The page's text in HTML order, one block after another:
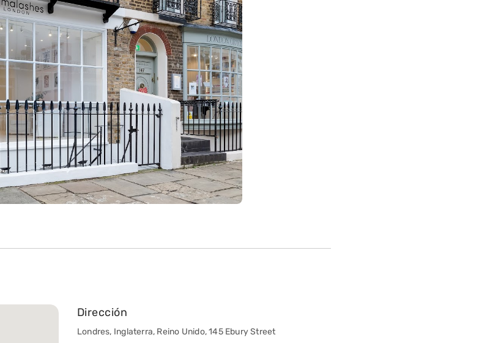
Dirección
Londres, Inglaterra, Reino Unido, 145 Ebury Street